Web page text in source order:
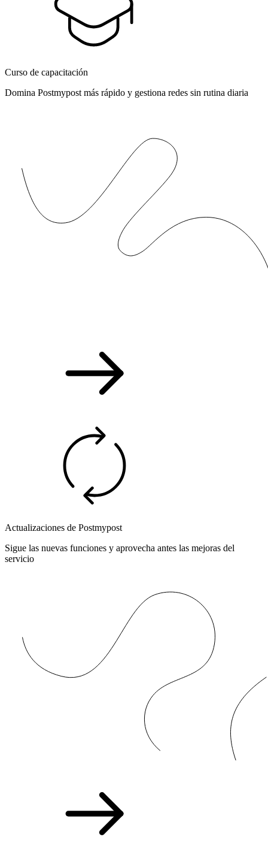
Curso de capacitación
Domina Postmypost más rápido y gestiona redes sin rutina diaria
Actualizaciones de Postmypost
Sigue las nuevas funciones y aprovecha antes las mejoras del
servicio